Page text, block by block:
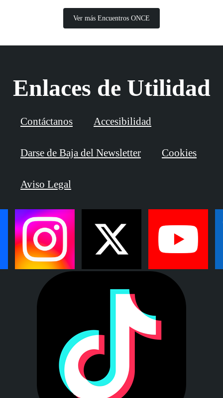
Ver más Encuentros ONCE
Enlaces de Utilidad
Contáctanos Accesibilidad
Darse de Baja del Newsletter Cookies
Aviso Legal